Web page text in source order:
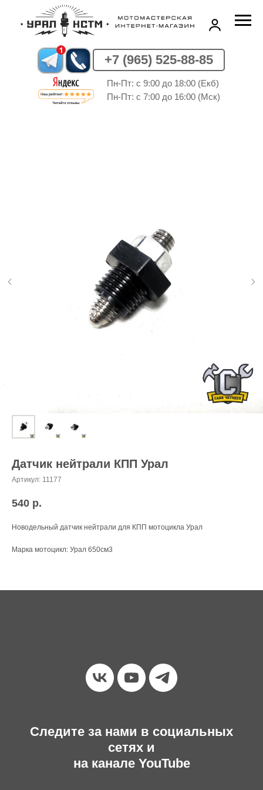
+7 (965) 525-88-85
Пн-Пт: c 9:00 до 18:00 (Екб)
Пн-Пт: c 7:00 до 16:00 (Мск)
Датчик нейтрали КПП Урал
Артикул: 11177
540 р.
Новодельный датчик нейтрали для КПП мотоцикла Урал
Марка мотоцикл: Урал 650см3
Следите за нами в социальных
сетях и
на канале YouTube